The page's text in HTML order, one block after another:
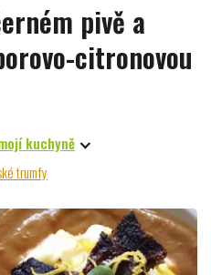
pivě a
citronovou
kuchyně
trumfy